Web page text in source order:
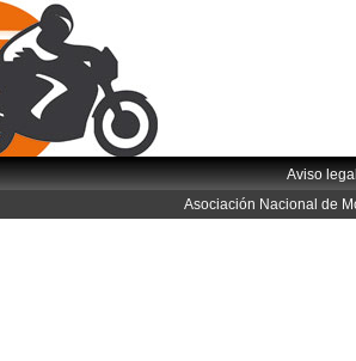
Aviso
Asociación Nacional de